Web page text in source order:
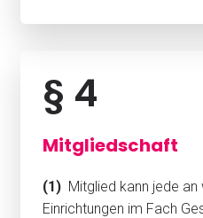
§ 4
Mitgliedschaft
(1) Mitglied kann jede
Einrichtungen im Fach